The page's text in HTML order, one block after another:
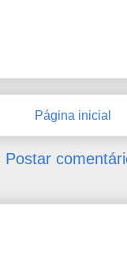
Página inicial
Postar